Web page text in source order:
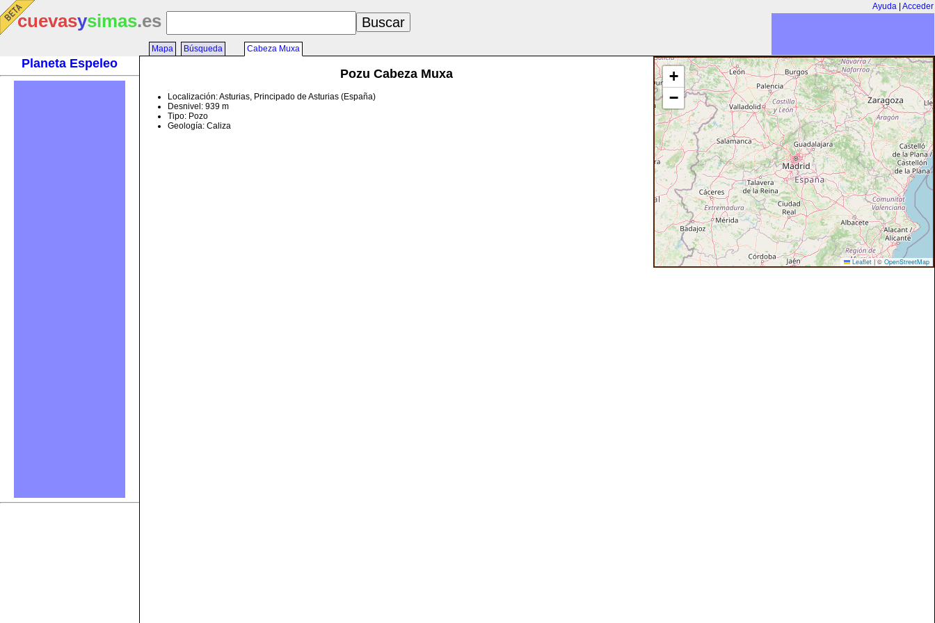
Ayuda Acceder
cuevasysimas.es
Planeta Espeleo
Mapa Búsqueda Cabeza Muxa
+
−
Leaflet | © OpenStreetMap
Pozu Cabeza Muxa
Localización: Asturias, Principado de Asturias (España)
Desnivel: 939 m
Tipo: Pozo
Geología: Caliza